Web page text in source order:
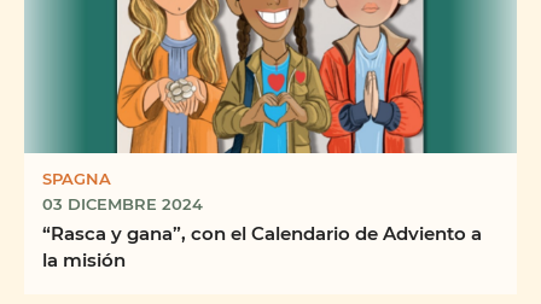
SPAGNA
03 DICEMBRE 2024
“Rasca y gana”, con el Calendario de Adviento a
la misión